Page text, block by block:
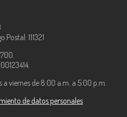
111321
a viernes de 8:00 a.m. a 5:00 p.m.
de datos personales